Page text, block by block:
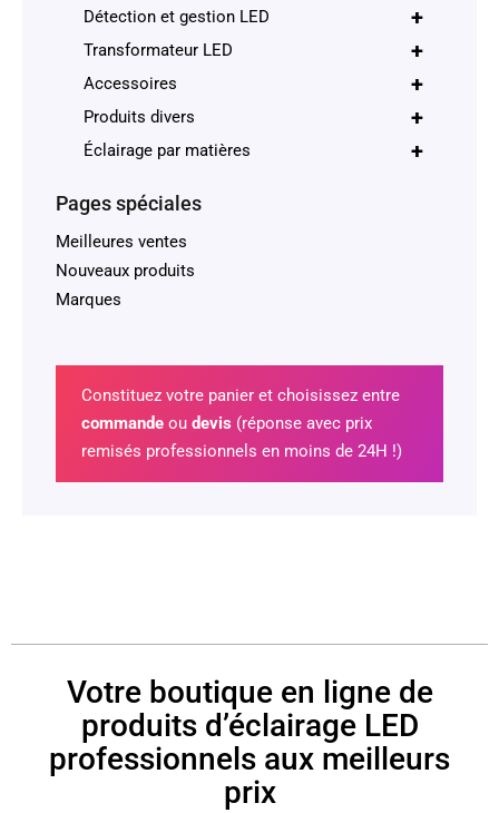
+
Détection et gestion LED
+
Transformateur LED
+
Accessoires
+
Produits divers
+
Éclairage par matières
Pages spéciales
Meilleures ventes
Nouveaux produits
Marques
Constituez votre panier et choisissez entre
commandeou devis (réponse avec prix
remisés professionnels en moins de 24H !)
Votre boutique en ligne de
produits d’éclairage LED
professionnels aux meilleurs
prix